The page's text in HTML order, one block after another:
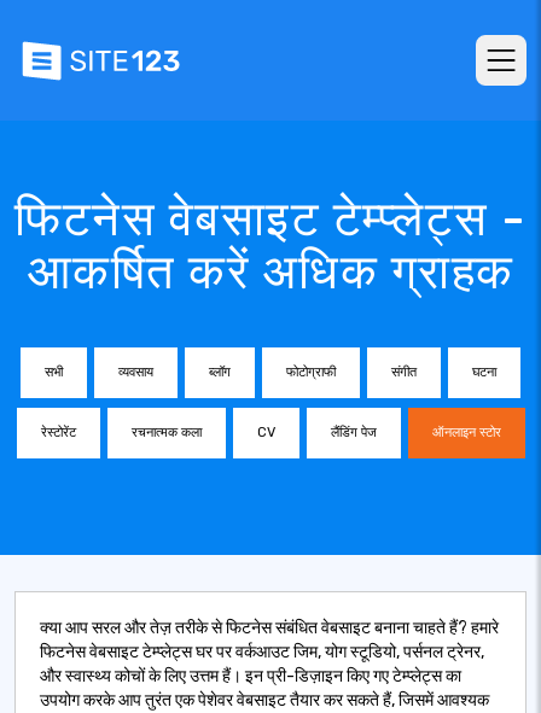
फिटनेस वेबसाइट टेम्प्लेट्स -
आकर्षित करें अधिक ग्राहक
सभी व्यवसाय ब्लॉग फोटोग्राफी संगीत घटना
रेस्टोरेंट रचनात्मक कला CV लैंडिंग पेज ऑनलाइन स्टोर
क्या आप सरल और तेज़ तरीके से फिटनेस संबंधित वेबसाइट बनाना चाहते हैं? हमारे
फिटनेस वेबसाइट टेम्प्लेट्स घर पर वर्कआउट जिम, योग स्टूडियो, पर्सनल ट्रेनर,
और स्वास्थ्य कोचों के लिए उत्तम हैं। इन प्री-डिज़ाइन किए गए टेम्प्लेट्स का
उपयोग करके आप तुरंत एक पेशेवर वेबसाइट तैयार कर सकते हैं, जिसमें आवश्यक